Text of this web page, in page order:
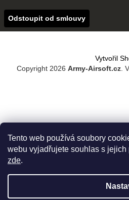
Tento web používá soubory
webu vyjadřujete souhlas s
zde.
Odstoupit od smlouvy
Vytvořil
Copyright 2026 Army-Airsoft.cz.